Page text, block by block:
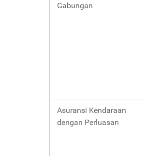
Gabungan
Asuransi Kendaraan
dengan Perluasan